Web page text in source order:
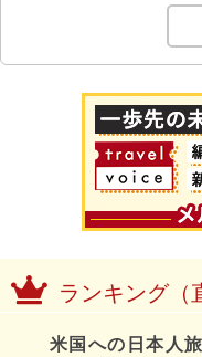
ランキング（
米国への日本人